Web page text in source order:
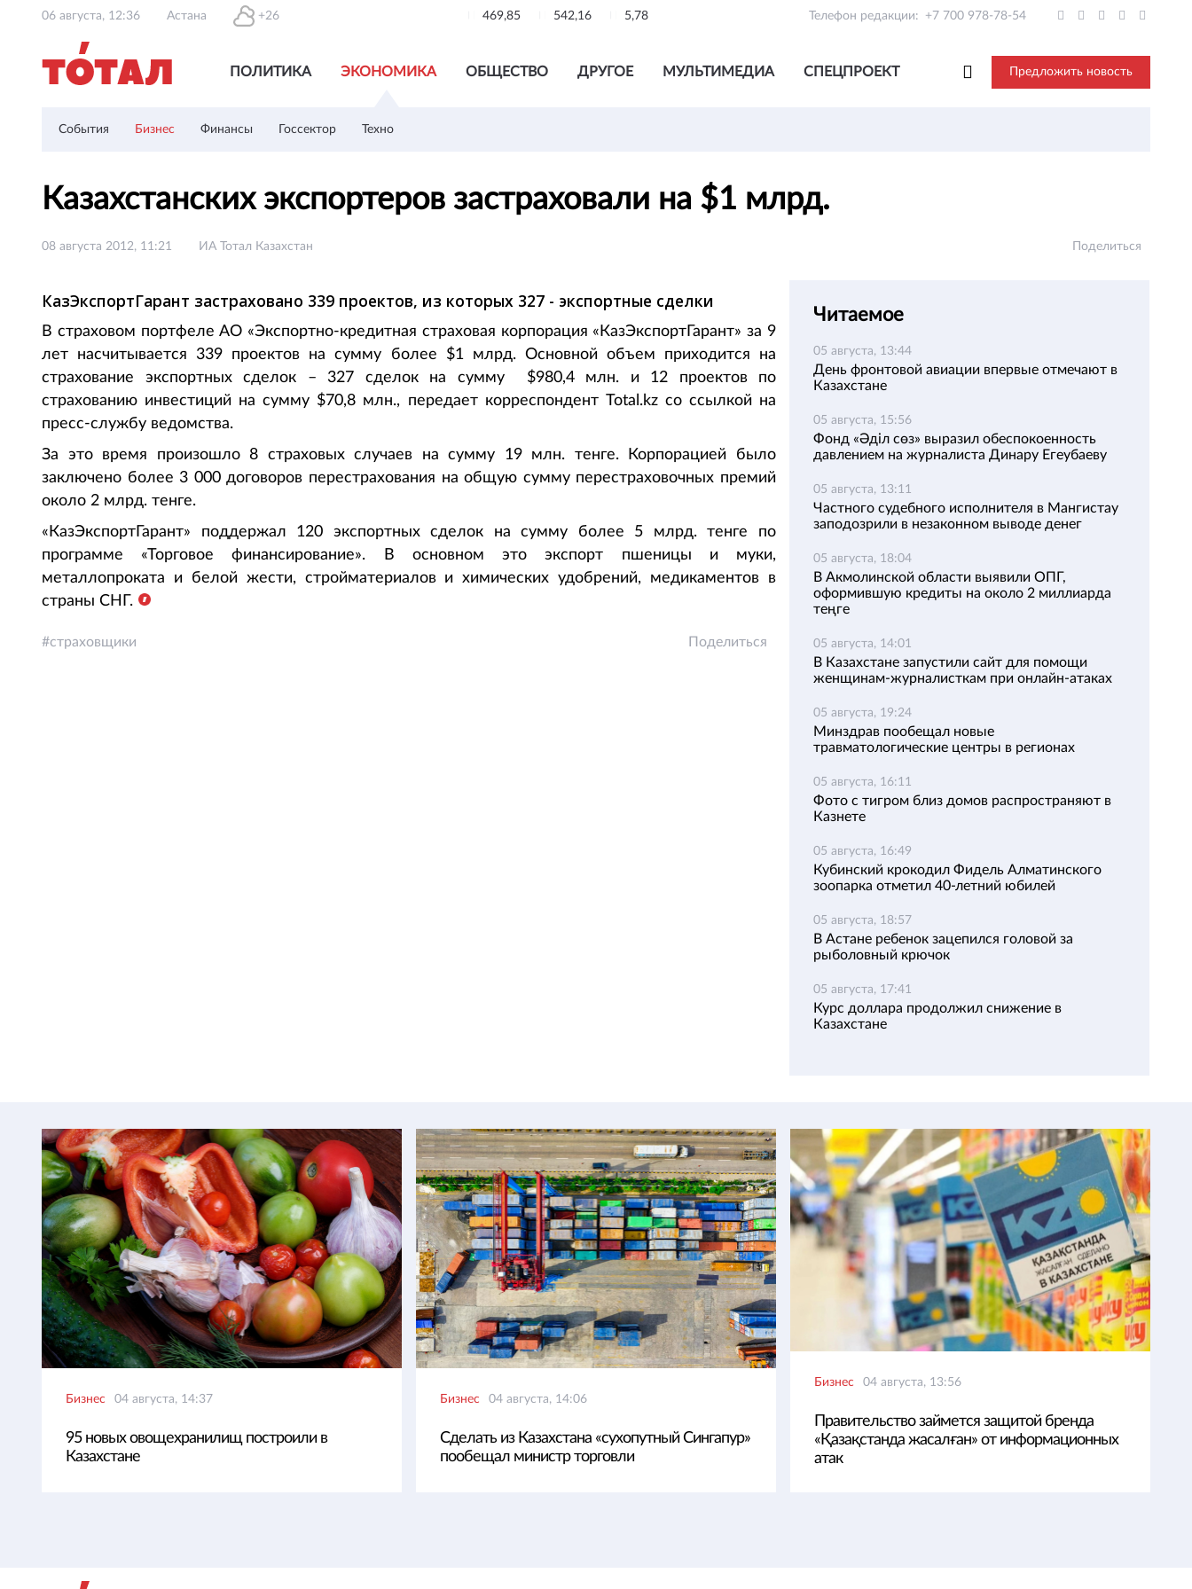
06 августа, 12:36 Астана +26 469,85 542,16 5,78 Телефон редакции: +7 700 978-78-54
ПОЛИТИКА ЭКОНОМИКА ОБЩЕСТВО ДРУГОЕ МУЛЬТИМЕДИА СПЕЦПРОЕКТ Предложить новость
События Бизнес Финансы Госсектор Техно
Казахстанских экспортеров застраховали на $1 млрд.
08 августа 2012, 11:21 ИА Тотал Казахстан Поделиться
КазЭкспортГарант застраховано 339 проектов, из которых 327 - экспортные сделки
В страховом портфеле АО «Экспортно-кредитная страховая корпорация «КазЭкспортГарант» за 9
лет насчитывается 339 проектов на сумму более $1 млрд. Основной объем приходится на
страхование экспортных сделок – 327 сделок на сумму $980,4 млн. и 12 проектов по
страхованию инвестиций на сумму $70,8 млн., передает корреспондент Total.kz со ссылкой на
пресс-службу ведомства.
За это время произошло 8 страховых случаев на сумму 19 млн. тенге. Корпорацией было
заключено более 3 000 договоров перестрахования на общую сумму перестраховочных премий
около 2 млрд. тенге.
«КазЭкспортГарант» поддержал 120 экспортных сделок на сумму более 5 млрд. тенге по
программе «Торговое финансирование». В основном это экспорт пшеницы и муки,
металлопроката и белой жести, стройматериалов и химических удобрений, медикаментов в
страны СНГ.
страховщики Поделиться
Читаемое
05 августа, 13:44
День фронтовой авиации впервые отмечают в
Казахстане
05 августа, 15:56
Фонд «Әділ сөз» выразил обеспокоенность
давлением на журналиста Динару Егеубаеву
05 августа, 13:11
Частного судебного исполнителя в Мангистау
заподозрили в незаконном выводе денег
05 августа, 18:04
В Акмолинской области выявили ОПГ,
оформившую кредиты на около 2 миллиарда
теңге
05 августа, 14:01
В Казахстане запустили сайт для помощи
женщинам-журналисткам при онлайн-атаках
05 августа, 19:24
Минздрав пообещал новые
травматологические центры в регионах
05 августа, 16:11
Фото с тигром близ домов распространяют в
Казнете
05 августа, 16:49
Кубинский крокодил Фидель Алматинского
зоопарка отметил 40-летний юбилей
05 августа, 18:57
В Астане ребенок зацепился головой за
рыболовный крючок
05 августа, 17:41
Курс доллара продолжил снижение в
Казахстане
Бизнес 04 августа, 14:37
95 новых овощехранилищ построили в
Казахстане
Бизнес 04 августа, 14:06
Сделать из Казахстана «сухопутный Сингапур»
пообещал министр торговли
Бизнес 04 августа, 13:56
Правительство займется защитой бренда
«Қазақстанда жасалған» от информационных
атак